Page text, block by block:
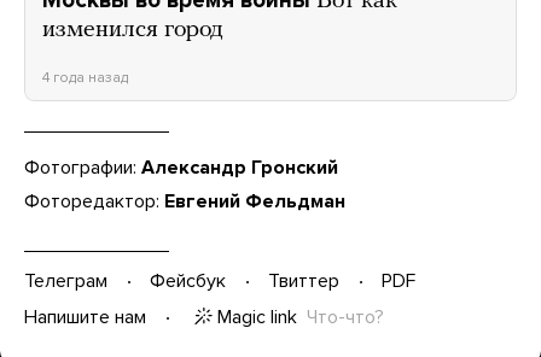
изменился город
4 года назад
Фотографии: Александр Гронский
Фоторедактор: Евгений Фельдман
Телеграм Фейсбук Твиттер
PDF
Напишите нам
Magic link Что-что?